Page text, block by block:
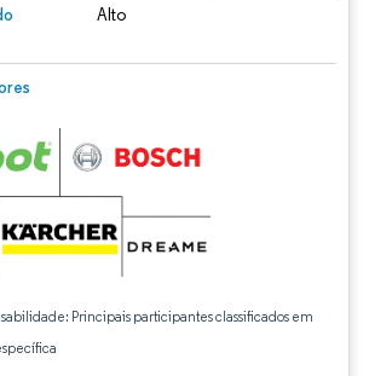
Alto
Principais participantes classificados em